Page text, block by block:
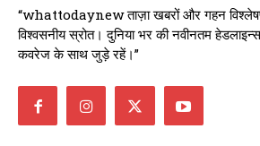
“whattodaynew ताज़ा खबरों और गहन
विश्वसनीय स्रोत। दुनिया भर की नवीनतम
कवरेज के साथ जुड़े रहें।”